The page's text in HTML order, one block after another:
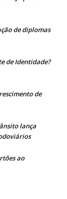
de diplomas
de Identidade?
de
lança
ao